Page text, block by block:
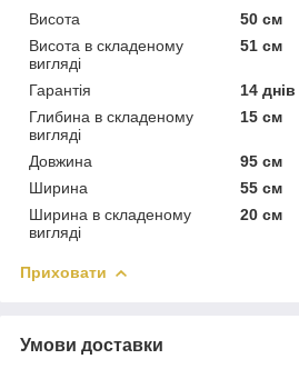
Висота
50 см
Висота в складеному
вигляді
51 см
Гарантія
14 днів
Глибина в складеному
вигляді
15 см
Довжина
95 см
Ширина
55 см
Ширина в складеному
вигляді
20 см
Приховати
Умови доставки